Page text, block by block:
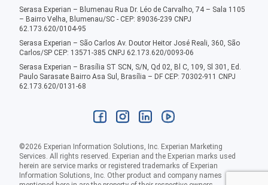
Serasa Experian – Blumenau Rua Dr. Léo de Carvalho, 74 – Sala 1105
– Bairro Velha, Blumenau/SC - CEP: 89036-239 CNPJ
62.173.620/0104-95
Serasa Experian – São Carlos Av. Doutor Heitor José Reali, 360, São
Carlos/SP CEP: 13571-385 CNPJ 62.173.620/0093-06
Serasa Experian – Brasília ST SCN, S/N, Qd 02, Bl C, 109, Sl 301, Ed.
Paulo Sarasate Bairro Asa Sul, Brasília – DF CEP: 70302-911 CNPJ
62.173.620/0131-68
©2026 Experian Information Solutions, Inc. Experian Marketing
Services. All rights reserved. Experian and the Experian marks used
herein are service marks or registered trademarks of Experian
Information Solutions, Inc. Other product and company names